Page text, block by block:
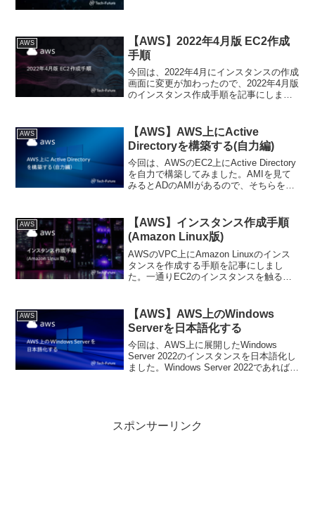
AWS
【AWS】2022年4月版 EC2作成
手順
今回は、2022年4月にインスタンスの作成
画面に変更が加わったので、2022年4月版
のインスタンス作成手順を記事にしまし
AWS
【AWS】AWS上にActive
Directoryを構築する(自力編)
今回は、AWSのEC2上にActive Directory
を自力で構築してみました。AMIを見て
みるとADのAMIがあるので、そちらを使
AWS
【AWS】インスタンス作成手順
(Amazon Linux版)
AWSのVPC上にAmazon Linuxのインス
タンスを作成する手順を記事にしまし
た。一通りEC2のインスタンスを触る記
す。
AWS
【AWS】AWS上のWindows
Serverを日本語化する
今回は、AWS上に展開したWindows
Server 2022のインスタンスを日本語化し
ました。Windows Server 2022であればオ
スポンサーリンク